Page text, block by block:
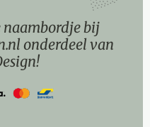
bij
onderdeel van